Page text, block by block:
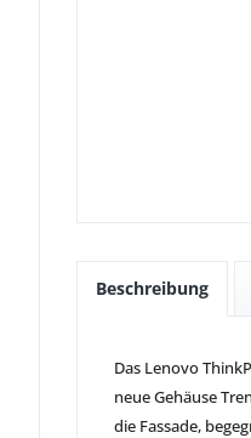
Beschreibung
Das Lenovo
neue Gehäuse
die Fassade,